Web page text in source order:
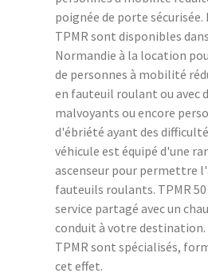
poignée de porte sécurisée.
TPMR sont disponibles
Normandie à la location
de personnes à mobilité
en fauteuil roulant ou avec
malvoyants ou encore
d'ébriété ayant des
véhicule est équipé d'une
ascenseur pour permettre
fauteuils roulants. TPMR
service partagé avec un
conduit à votre destination.
TPMR sont spécialisés,
cet effet.